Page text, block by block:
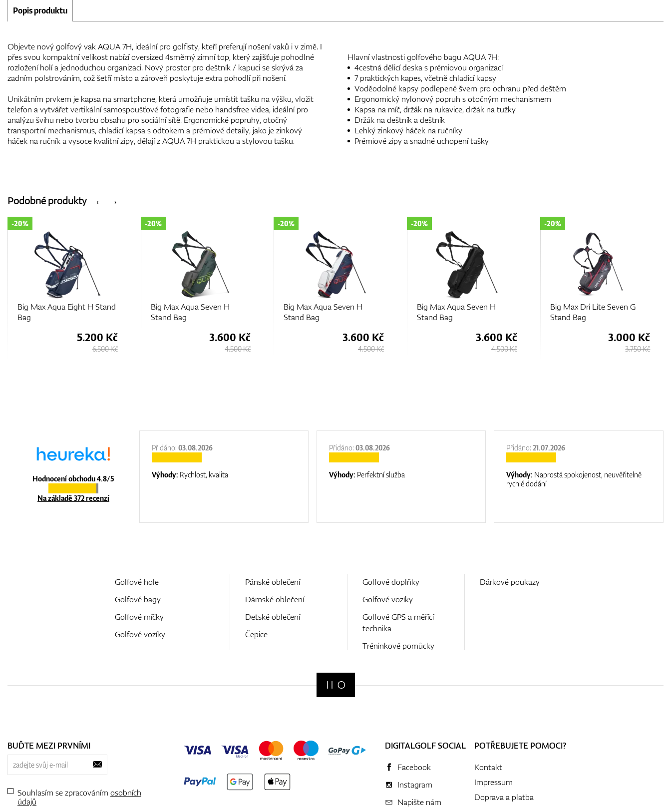
Popis produktu
Objevte nový golfový vak AQUA 7H, ideální pro golfisty, kteří preferují nošení vaků i v zimě. I
přes svou kompaktní velikost nabízí oversized 4směrný zimní top, který zajišťuje pohodlné
rozložení holí a jednoduchou organizaci. Nový prostor pro deštník / kapuci se skrývá za
zadním polstrováním, což šetří místo a zároveň poskytuje extra pohodlí při nošení.
Unikátním prvkem je kapsa na smartphone, která umožňuje umístit tašku na výšku, vložit
telefon a vytvářet vertikální samospoušťové fotografie nebo handsfree videa, ideální pro
analýzu švihu nebo tvorbu obsahu pro sociální sítě. Ergonomické popruhy, otočný
transportní mechanismus, chladicí kapsa s odtokem a prémiové detaily, jako je zinkový
háček na ručník a vysoce kvalitní zipy, dělají z AQUA 7H praktickou a stylovou tašku.
Hlavní vlastnosti golfového bagu AQUA 7H:
4cestná dělicí deska s prémiovou organizací
7 praktických kapes, včetně chladicí kapsy
Voděodolné kapsy podlepené švem pro ochranu před deštěm
Ergonomický nylonový popruh s otočným mechanismem
Kapsa na míč, držák na rukavice, držák na tužky
Držák na deštník a deštník
Lehký zinkový háček na ručníky
Prémiové zipy a snadné uchopení tašky
‹
Podobné produkty ›
Big Max Aqua Seven H
Stand Bag
-20%
3.600 Kč
4.500 Kč
Big Max Aqua Seven H
Stand Bag
-20%
3.600 Kč
4.500 Kč
Big Max Aqua Seven H
Stand Bag
-20%
3.600 Kč
4.500 Kč
Big Max Dri Lite Seven G
Stand Bag
-20%
3.000 Kč
3.750 Kč
Big Max Aqua Seven H
Stand Bag
-20%
3.600 Kč
4.500 Kč
Hodnocení obchodu 4.8/5
Na základě 372 recenzí
Přidáno:03.08.2026
Výhody: Rychlost, kvalita
Přidáno:03.08.2026
Výhody: Perfektní služba
Přidáno:21.07.2026
Výhody: Naprostá spokojenost, neuvěřitelně
rychlé dodání
Golfové hole
Golfové bagy
Golfové míčky
Golfové vozíky
Pánské oblečení
Dámské oblečení
Detské oblečení
Čepice
Golfové doplňky
Golfové vozíky
Golfové GPS a měřící
technika
Tréninkové pomůcky
Dárkové poukazy
BUĎTE MEZI PRVNÍMI
Souhlasím se zpracováním osobních
údajů
DIGITALGOLF SOCIAL
Facebook
Instagram
Napište nám
POTŘEBUJETE POMOCI?
Kontakt
Impressum
Doprava a platba